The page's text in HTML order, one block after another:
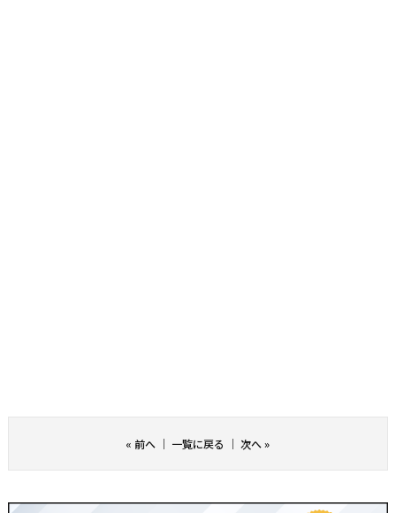
« 前へ ｜ 一覧に戻る ｜次へ»